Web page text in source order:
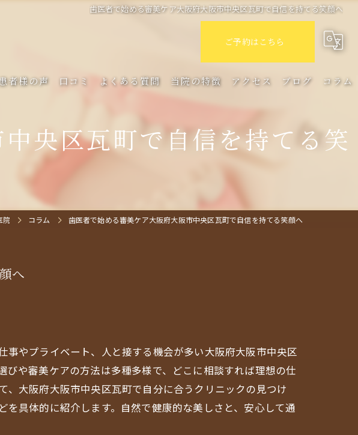
歯医者で始める審美ケア大阪府大阪市中央区瓦町で自信を持てる笑顔へ
ご予約はこちら
者様の声 口コミ よくある質問 当院の特徴
インプラント
クリーニング
アクセス ブログ コラム
央区瓦町で自信を持てる笑
院 コラム 歯医者で始める審美ケア大阪府大阪市中央区瓦町で自信を持てる笑顔へ
へ
やプライベート、人と接する機会が多い大阪府大阪市中央区
や審美ケアの方法は多種多様で、どこに相談すれば理想の仕
大阪府大阪市中央区瓦町で自分に合うクリニックの見つけ
具体的に紹介します。自然で健康的な美しさと、安心して通